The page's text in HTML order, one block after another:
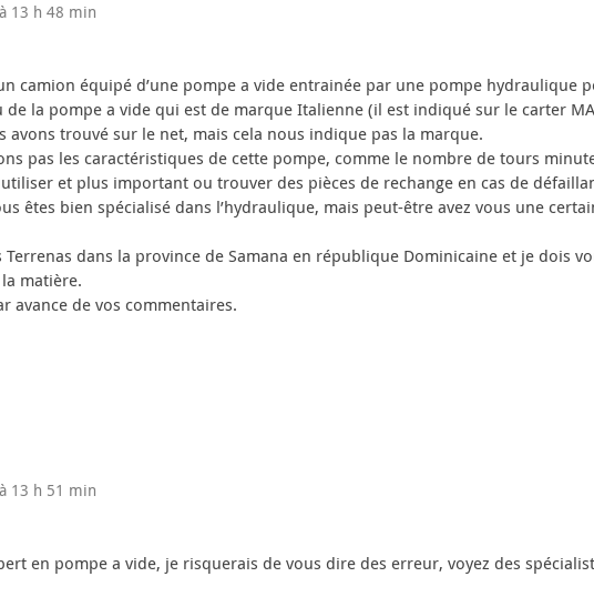
13 h 48 min
camion équipé d’une pompe a vide entrainée par une pompe hydraulique
la pompe a vide qui est de marque Italienne (il est indiqué sur le carter
avons trouvé sur le net, mais cela nous indique pas la marque.
pas les caractéristiques de cette pompe, comme le nombre de tours
et plus important ou trouver des pièces de rechange en cas de
êtes bien spécialisé dans l’hydraulique, mais peut-être avez vous une
Terrenas dans la province de Samana en république Dominicaine et je dois
matière.
avance de vos commentaires.
13 h 51 min
en pompe a vide, je risquerais de vous dire des erreur, voyez des